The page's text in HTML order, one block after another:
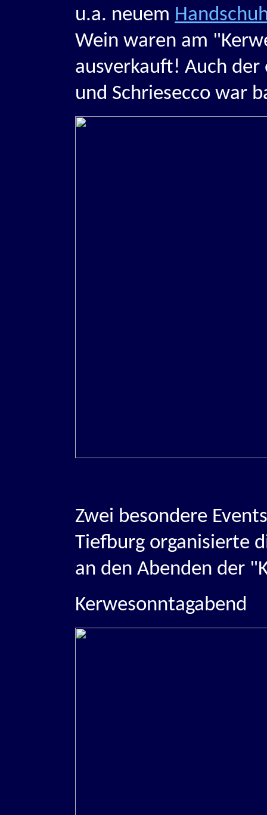
u.a. neuem
Wein waren am
ausverkauft! Auch
und Schriesecco war
Zwei besondere
Tiefburg organisierte
an den Abenden der
Kerwesonntagabend